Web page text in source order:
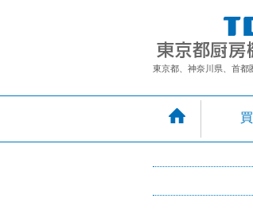
東京都、神奈川県、首都